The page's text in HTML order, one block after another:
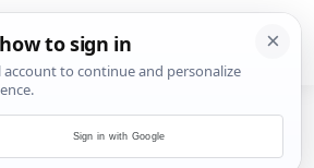
Sign in with Google